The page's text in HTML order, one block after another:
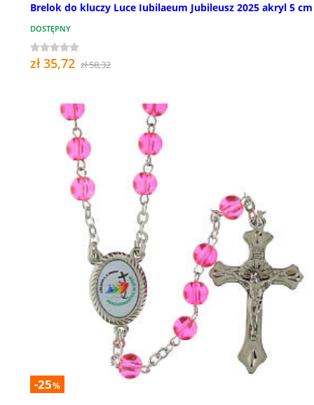
Brelok do kluczy Luce Iubilaeum Jubileusz 2025 akryl 5 cm
DOSTĘPNY
zł 35,72 zł 58,32
-25%